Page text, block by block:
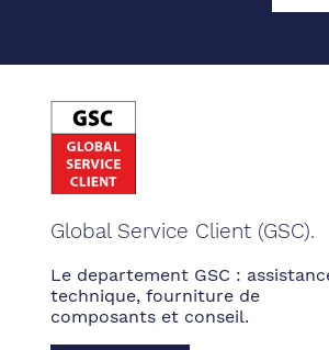
Global Service Client (GSC).
Le departement GSC :
technique, fourniture de
composants et conseil.